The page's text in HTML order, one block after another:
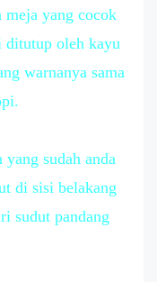
meja yang cocok
ditutup oleh kayu
warnanya sama
sudah anda
di sisi belakang
sudut pandang